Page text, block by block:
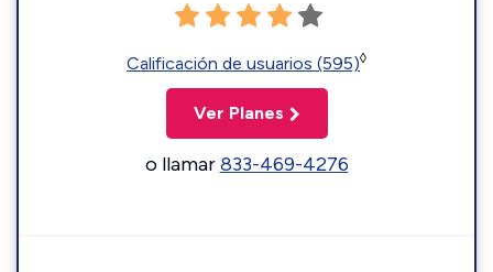
Calificación de usuarios (595)◊
Ver Planes
o llamar833-469-4276